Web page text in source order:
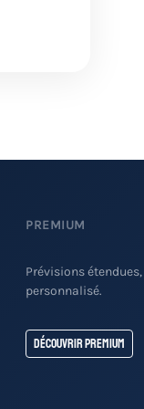
PREMIUM
Prévisions
personnalisé.
Découvrir Premium